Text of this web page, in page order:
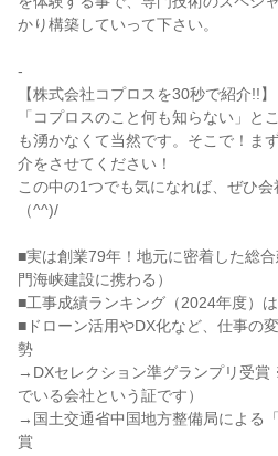
かり構築していって下さい。
-
【株式会社コプロスを30秒で紹介!!】
「コプロスのこと何も知らない」と
も湧かなくて当然です。そこで！ま
介をさせてください！
この中の1つでも気になれば、ぜひ
（^^)/
■実は創業79年！地元に密着した総
門海峡建設に携わる）
■工事成績ランキング（2024年度）
■ドローン活用やDX化など、仕事の
勢
→DXセレクション準グランプリ受
でいる会社という証です）
→国土交通省中国地方整備局による
賞